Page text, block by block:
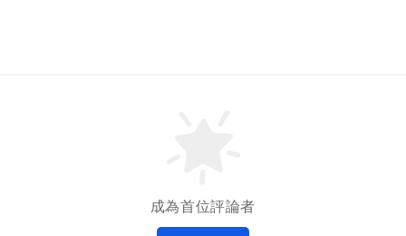
成為首位評論者